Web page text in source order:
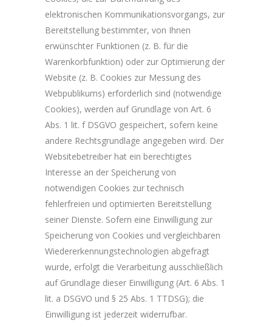
elektronischen Kommunikationsvorgangs, zur
Bereitstellung bestimmter, von Ihnen
erwünschter Funktionen (z. B. für die
Warenkorbfunktion) oder zur Optimierung der
Website (z. B. Cookies zur Messung des
Webpublikums) erforderlich sind (notwendige
Cookies), werden auf Grundlage von Art. 6
Abs. 1 lit. f DSGVO gespeichert, sofern keine
andere Rechtsgrundlage angegeben wird. Der
Websitebetreiber hat ein berechtigtes
Interesse an der Speicherung von
notwendigen Cookies zur technisch
fehlerfreien und optimierten Bereitstellung
seiner Dienste. Sofern eine Einwilligung zur
Speicherung von Cookies und vergleichbaren
Wiedererkennungstechnologien abgefragt
wurde, erfolgt die Verarbeitung ausschließlich
auf Grundlage dieser Einwilligung (Art. 6 Abs. 1
lit. a DSGVO und § 25 Abs. 1 TTDSG); die
Einwilligung ist jederzeit widerrufbar.